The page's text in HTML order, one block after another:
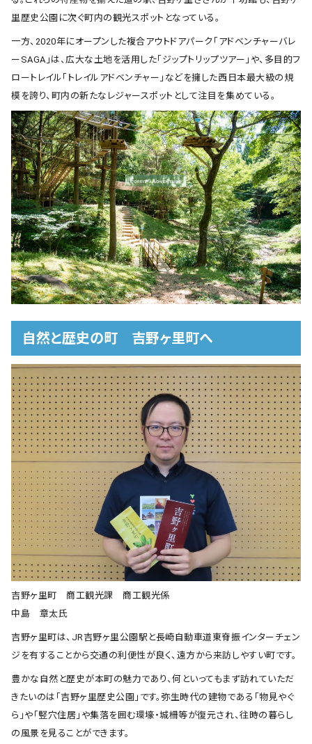
里歴史公園に次ぐ町内の観光スポットとなっている。
一方、2020年にオープンした複合アウトドアパーク「アドベンチャーバレ
ーSAGA」は、広大な土地を活用した「ジップトリップツアー」や、多目的フ
ロートレイル「トレイルアドベンチャー」などを擁した西日本最大級の規
模を誇り、町内の新たなレジャースポットとして注目を集めている。
自然と歴史の町 吉野ヶ里町へ
吉野ヶ里町 商工観光課 商工観光係
中島 章太氏
吉野ヶ里町は、JR吉野ヶ里公園駅と長崎自動車道東脊振インターチェン
ジを有することから交通の利便性が良く、遠方から来訪しやすい町です。
豊かな自然と歴史が本町の魅力であり、何といってもまず訪れていただ
きたいのは「吉野ヶ里歴史公園」です。弥生時代の建物である「物見やぐ
ら」や「竪穴住居」や集落を囲む環壕・城柵等が復元され、往時の暮らし
の風景を見ることができます。